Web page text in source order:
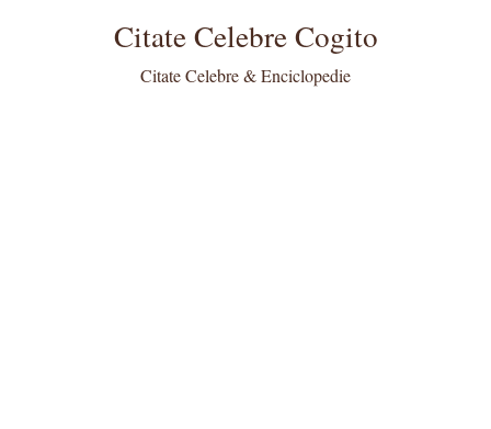
Citate Celebre Cogito
Citate Celebre & Enciclopedie